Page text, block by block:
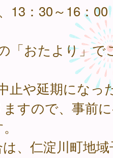
13：30～16：00
「おたより」で
止や延期になっ
すので、事前
、仁淀川町地